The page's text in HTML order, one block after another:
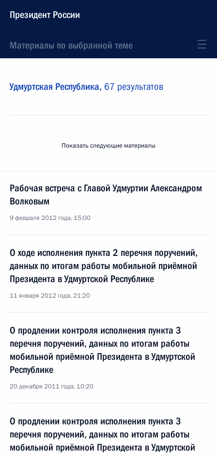
Президент России
Материалы по выбранной теме
Удмуртская Республика, 67 результатов
Показать следующие материалы
Рабочая встреча с Главой Удмуртии Александром
Волковым
9 февраля 2012 года, 15:00
О ходе исполнения пункта 2 перечня поручений,
данных по итогам работы мобильной приёмной
Президента в Удмуртской Республике
11 января 2012 года, 21:20
О продлении контроля исполнения пункта 3
перечня поручений, данных по итогам работы
мобильной приёмной Президента в Удмуртской
Республике
20 декабря 2011 года, 10:20
О продлении контроля исполнения пункта 3
перечня поручений, данных по итогам работы
мобильной приёмной Президента в Удмуртской